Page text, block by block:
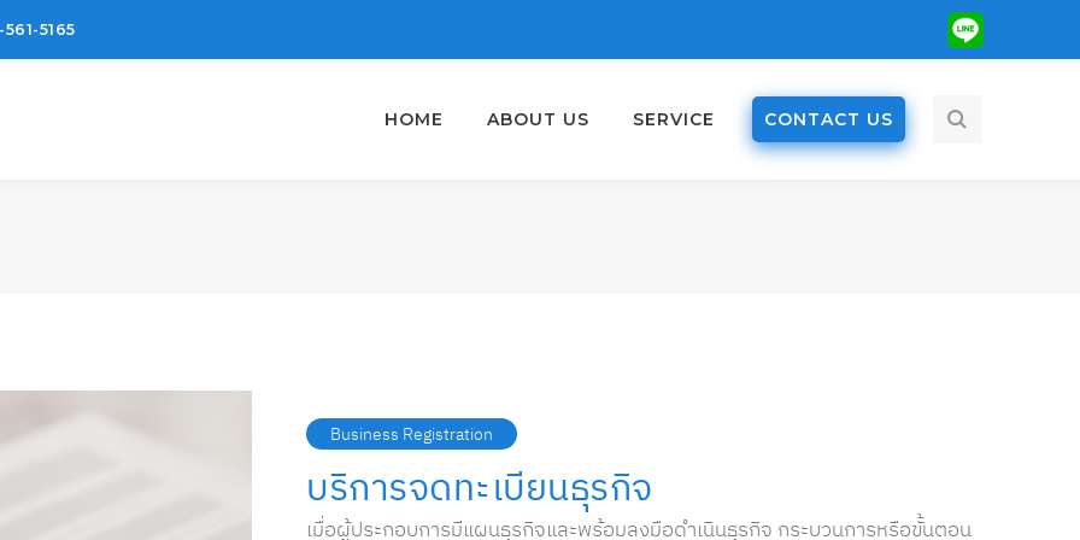
5165
HOME ABOUT US SERVICE CONTACT US
Business Registration
บริการจดทะเบียนธุรกิจ
เมื่อผู้ประกอบการมีแผนธุรกิจและพร้อมลงมือดำเนินธุรกิจ กระบวนการหรือขั้นตอน